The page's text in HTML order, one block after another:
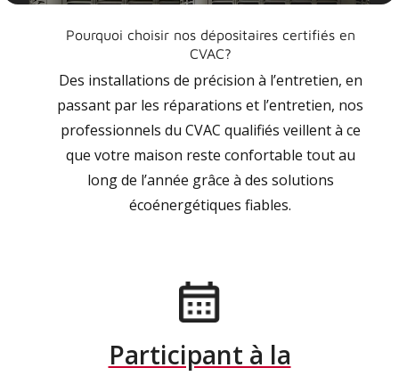
Pourquoi choisir nos dépositaires certifiés en
CVAC?
Des installations de précision à l’entretien, en
passant par les réparations et l’entretien, nos
professionnels du CVAC qualifiés veillent à ce
que votre maison reste confortable tout au
long de l’année grâce à des solutions
écoénergétiques fiables.
Participant à la